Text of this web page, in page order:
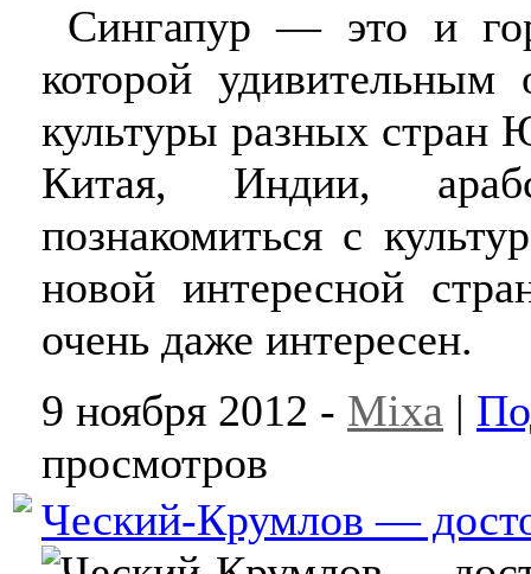
Сингапур — это и
которой удивительным
культуры разных
Китая, Индии,
познакомиться с
новой интересной
очень даже интересен.
9 ноября 2012 - Mixa |
просмотров
Ческий-Крумлов —